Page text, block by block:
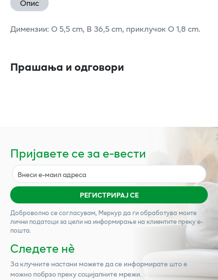
Опис
Димензии: O 5,5 cm, В 36,5 cm, приклучок O 1,8 cm.
Прашања и одговори
Пријавете се за е-вести
РЕГИСТРИРАЈ СЕ
Доброволно се согласувам, Меркурда ги обработува моите
лични податоци за цели на информирање на клиентите преку е-
пошта.
Следете нѐ
За клучните настани можете да се информирате што е
можно побрзо преку социјалните мрежи.